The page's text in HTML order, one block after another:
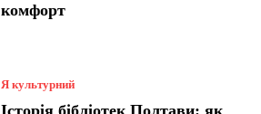
комфорт
Я культурний
Історія бібліотек Полтави: як